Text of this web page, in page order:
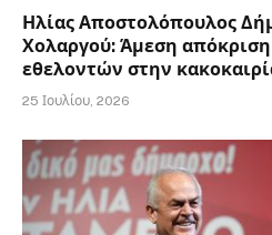
Ηλίας Αποστολόπουλος
Χολαργού: Άμεση
εθελοντών στην
25 Ιουλίου, 2026